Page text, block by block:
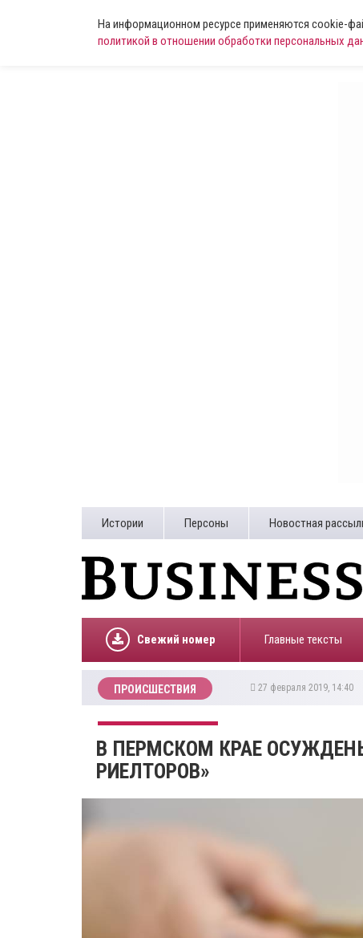
На информационном ресурсе применяются cookie-
политикой в отношении обработки персональных
Истории Персоны Новостная
Свежий номер Главные тексты
ПРОИСШЕСТВИЯ 27 февраля 2019, 14:40
В ПЕРМСКОМ КРАЕ
РИЕЛТОРОВ»